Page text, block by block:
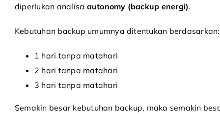
diperlukan analisa autonomy (backup energi).
Kebutuhan backup umumnya ditentukan berdasarkan:
1 hari tanpa matahari
2 hari tanpa matahari
3 hari tanpa matahari
Semakin besar kebutuhan backup, maka semakin